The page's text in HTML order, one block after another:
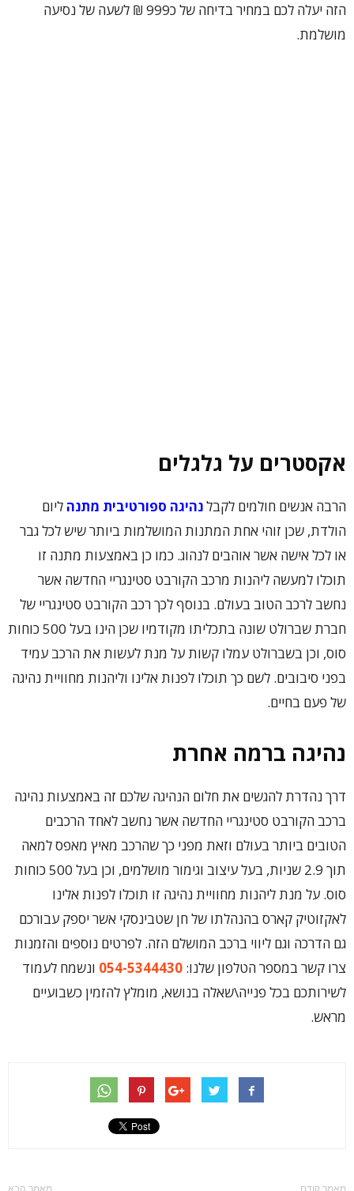
הזה יעלה לכם במחיר בדיחה של כ999 ₪ לשעה של נסיעה
מושלמת.
אקסטרים על גלגלים
הרבה אנשים חולמים לקבלנהיגה ספורטיבית מתנה ליום
הולדת, שכן זוהי אחת המתנות המושלמות ביותר שיש לכל גבר
או לכל אישה אשר אוהבים לנהוג. כמו כן באמצעות מתנה זו
תוכלו למעשה ליהנות מרכב הקורבט סטינגריי החדשה אשר
נחשב לרכב הטוב בעולם. בנוסף לכך רכב הקורבט סטינגריי של
חברת שברולט שונה בתכליתו מקודמיו שכן הינו בעל 500 כוחות
סוס, וכן בשברולט עמלו קשות על מנת לעשות את הרכב עמיד
בפני סיבובים. לשם כך תוכלו לפנות אלינו וליהנות מחוויית נהיגה
של פעם בחיים.
נהיגה ברמה אחרת
דרך נהדרת להגשים את חלום הנהיגה שלכם זה באמצעות נהיגה
ברכב הקורבט סטינגריי החדשה אשר נחשב לאחד הרכבים
הטובים ביותר בעולם וזאת מפני כך שהרכב מאיץ מאפס למאה
תוך 2.9 שניות, בעל עיצוב וגימור מושלמים, וכן בעל 500 כוחות
סוס. על מנת ליהנות מחוויית נהיגה זו תוכלו לפנות אלינו
לאקזוטיק קארס בהנהלתו של חן שטבינסקי אשר יספק עבורכם
גם הדרכה וגם ליווי ברכב המושלם הזה. לפרטים נוספים והזמנות
צרו קשר במספר הטלפון שלנו: 054-5344430 ונשמח לעמוד
לשירותכם בכל פנייה\שאלה בנושא, מומלץ להזמין כשבועיים
מראש.